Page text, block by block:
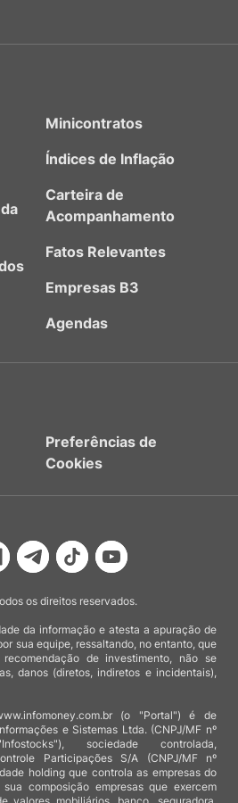
Minicontratos
Índices de Inflação
Carteira de
Acompanhamento
Fatos Relevantes
Empresas B3
Agendas
Preferências de
Cookies
os direitos reservados.
da informação e atesta a apuração de
sua equipe, ressaltando, no entanto, que
de investimento, não se
danos (diretos, indiretos e incidentais),
(o "Portal") é de
e Sistemas Ltda. (CNPJ/MF nº
sociedade controlada,
Participações S/A (CNPJ/MF nº
holding que controla as empresas do
composição empresas que exercem